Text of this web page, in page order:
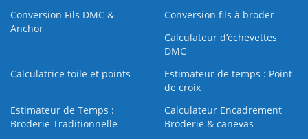
Conversion Fils DMC &
Anchor
Conversion fils à broder
Calculateur d’échevettes
DMC
Calculatrice toile et points
Estimateur de temps : Point
de croix
Estimateur de Temps :
Broderie Traditionnelle
Calculateur Encadrement
Broderie & canevas